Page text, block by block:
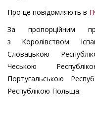
Про це повідомляють в
За пропорційним
з Королівством
Словацькою
Чеською
Португальською
Республікою Польща.